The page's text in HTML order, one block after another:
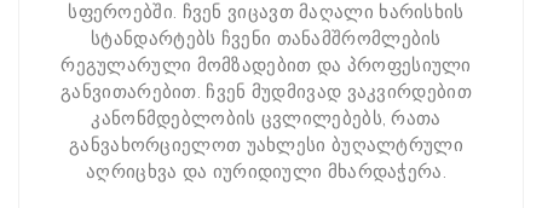
სფეროებში. ჩვენ ვიცავთ მაღალი ხარისხის
სტანდარტებს ჩვენი თანამშრომლების
რეგულარული მომზადებით და პროფესიული
განვითარებით. ჩვენ მუდმივად ვაკვირდებით
კანონმდებლობის ცვლილებებს, რათა
განვახორციელოთ უახლესი ბუღალტრული
აღრიცხვა და იურიდიული მხარდაჭერა.